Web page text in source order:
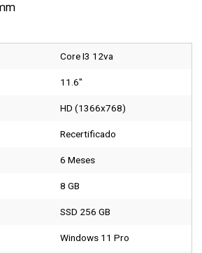
Core I3 12va
11.6"
HD (1366x768)
Recertificado
6 Meses
8 GB
SSD 256 GB
Windows 11 Pro